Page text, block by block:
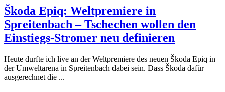
Škoda Epiq: Weltpremiere in
Spreitenbach – Tschechen wollen den
Einstiegs-Stromer neu definieren
Heute durfte ich live an der Weltpremiere des neuen Škoda Epiq in
der Umweltarena in Spreitenbach dabei sein. Dass Škoda dafür
ausgerechnet die ...